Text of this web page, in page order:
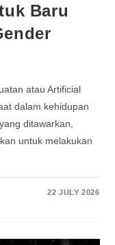
Baru
atau Artificial
dalam kehidupan
ditawarkan,
untuk melakukan
22 JULY 2026